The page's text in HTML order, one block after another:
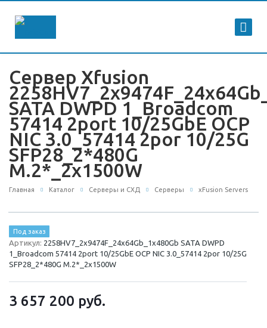
Сервер Xfusion
SATA DWPD 1_Broadcom
57414 2port 10/25GbE OCP
NIC 3.0_57414 2por 10/25G
SFP28_2*480G
M.2*_2x1500W
Главная Каталог Серверы и СХД Серверы xFusion Servers
Под заказ
Артикул: 2258HV7_2x9474F_24x64Gb_1x480Gb SATA DWPD
1_Broadcom 57414 2port 10/25GbE OCP NIC 3.0_57414 2por 10/25G
SFP28_2*480G M.2*_2x1500W
3 657 200 руб.